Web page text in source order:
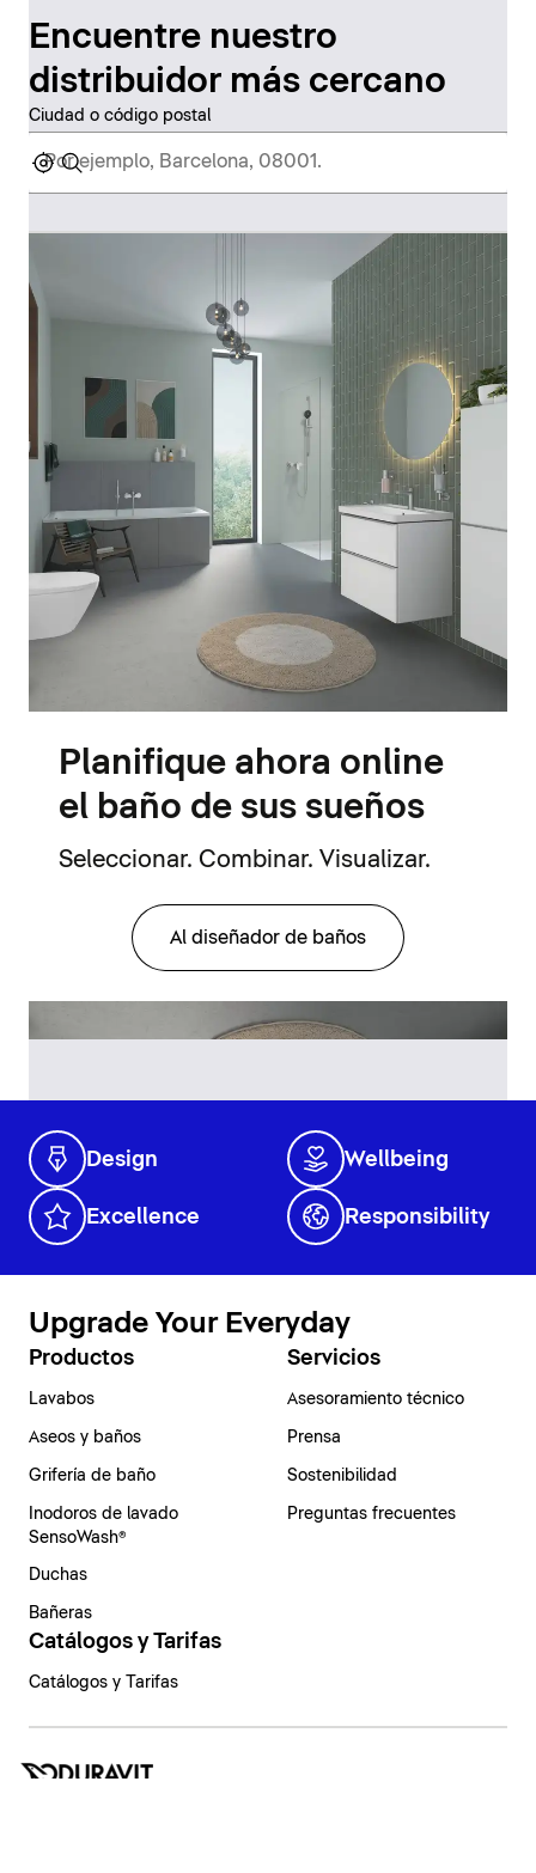
Encuentre nuestro
distribuidor más cercano
Ciudad o código postal
Planifique ahora online
el baño de sus sueños
Seleccionar. Combinar. Visualizar.
Al diseñador de baños
Design Wellbeing
Excellence Responsibility
Upgrade Your Everyday
Productos
Lavabos
Aseos y baños
Grifería de baño
Inodoros de lavado
SensoWash®
Duchas
Bañeras
Servicios
Asesoramiento técnico
Prensa
Sostenibilidad
Preguntas frecuentes
Catálogos y Tarifas
Catálogos y Tarifas